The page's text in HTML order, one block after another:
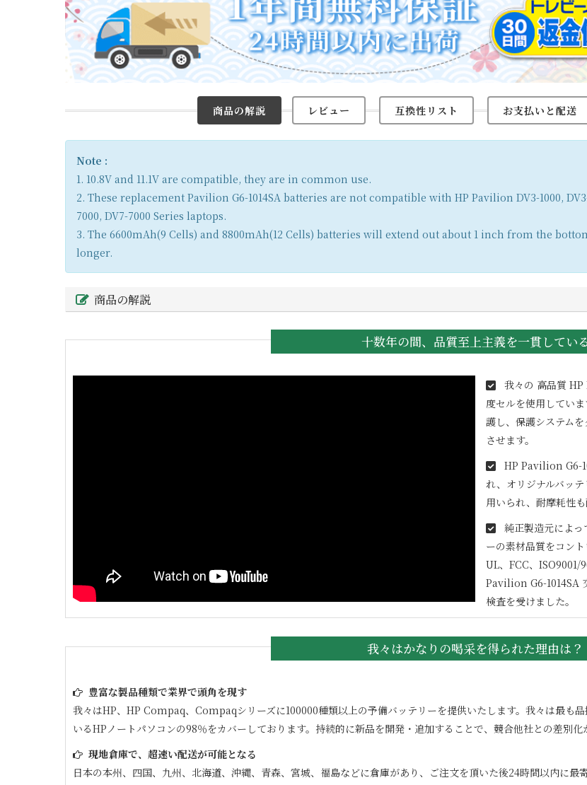
商品の解説 レビュー 互換性リスト お支払いと配送
Note :
1. 10.8V and 11.1V are compatible, they are in common use.
2. These replacement Pavilion G6-1014SA batteries are not compatible with HP Pavilion DV3-1000,
7000, DV7-7000 Series laptops.
3. The 6600mAh(9 Cells) and 8800mAh(12 Cells) batteries will extend out about 1 inch from the
longer.
商品の解説
十数年の間、品質至上主義を一貫している
我々の 高品質 HP
度セルを使用してい
護し、保護システム
させます。
HP Pavilion G6-
れ、オリジナルバッ
用いられ、耐摩耗性
純正製造元によ
ーの素材品質をコン
UL、FCC、ISO9001/
Pavilion G6-1014SA
検査を受けました。
我々はかなりの喝采を得られた理由は？
豊富な製品種類で業界で頭角を現す
我々はHP、HP Compaq、Compaqシリーズに100000種類以上の予備バッテリーを提供いたします。我々は最も
いるHPノートパソコンの98％をカバーしております。持続的に新品を開発・追加することで、競合他社との差別化
現地倉庫で、超速い配送が可能となる
日本の本州、四国、九州、北海道、沖縄、青森、宮城、福島などに倉庫があり、ご注文を頂いた後24時間以内に最